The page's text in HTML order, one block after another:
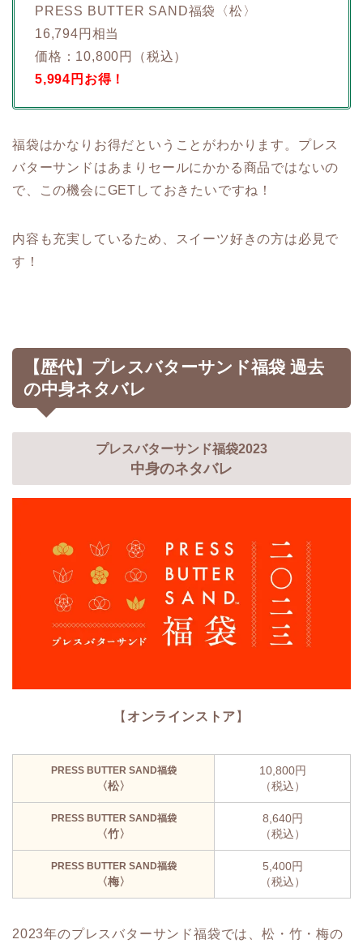
PRESS BUTTER SAND福袋〈松〉
16,794円相当
価格：10,800円（税込）
5,994円お得！
福袋はかなりお得だということがわかります。プレス
バターサンドはあまりセールにかかる商品ではないの
で、この機会にGETしておきたいですね！
内容も充実しているため、スイーツ好きの方は必見で
す！
【歴代】プレスバターサンド福袋 過去
の中身ネタバレ
プレスバターサンド福袋2023
中身のネタバレ
【 オンラインストア 】
PRESS BUTTER SAND福袋
〈松〉
10,800円
（税込）
PRESS BUTTER SAND福袋
〈竹〉
8,640円
（税込）
PRESS BUTTER SAND福袋
〈梅〉
5,400円
（税込）
2023年のプレスバターサンド福袋では、松・竹・梅の